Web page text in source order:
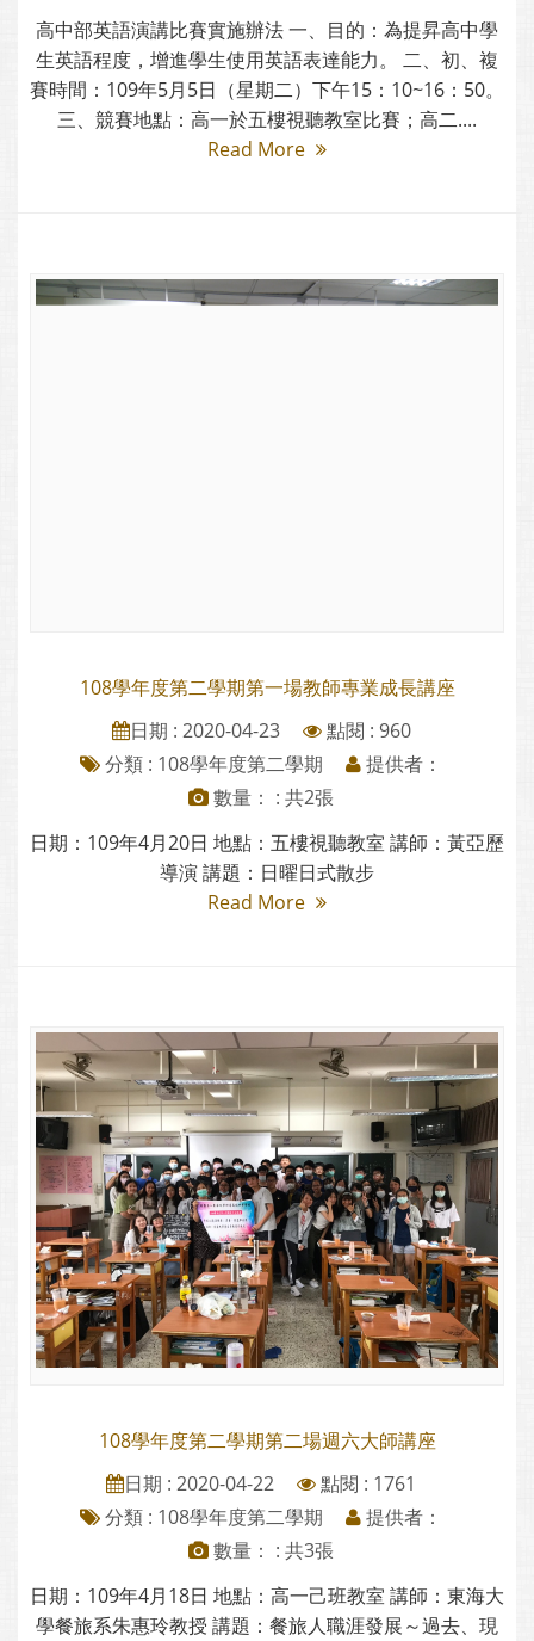
高中部英語演講比賽實施辦法 一、目的：為提昇高中學
生英語程度，增進學生使用英語表達能力。 二、初、複
賽時間：109年5月5日（星期二）下午15：10~16：50。
三、競賽地點：高一於五樓視聽教室比賽；高二....
Read More
108學年度第二學期第一場教師專業成長講座
日期 : 2020-04-23
點閱 : 960
分類 : 108學年度第二學期
提供者：
數量： : 共2張
日期：109年4月20日 地點：五樓視聽教室 講師：黃亞歷
導演 講題：日曜日式散步
Read More
108學年度第二學期第二場週六大師講座
日期 : 2020-04-22
點閱 : 1761
分類 : 108學年度第二學期
提供者：
數量： : 共3張
日期：109年4月18日 地點：高一己班教室 講師：東海大
學餐旅系朱惠玲教授 講題：餐旅人職涯發展～過去、現